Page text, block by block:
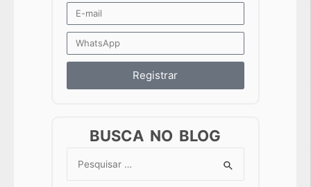
Registrar
BUSCA NO BLOG
Search